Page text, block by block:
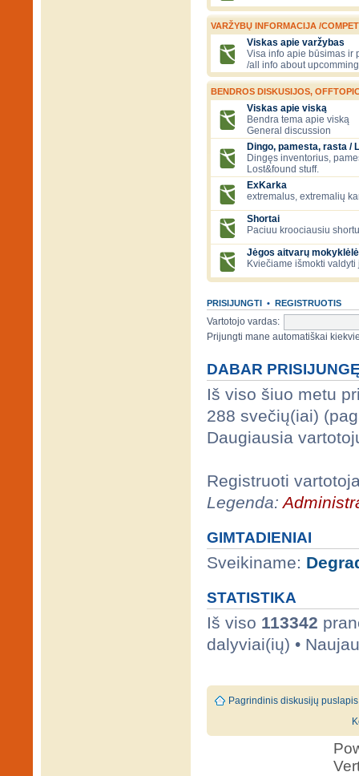
VARŽYBŲ INFORMACIJA /
Viskas apie varžybas
Visa info apie būsimas ir
/all info about
BENDROS DISKUSIJOS,
Viskas apie viską
Bendra tema apie viską
General discussion
Dingo, pamesta, rasta /
Dingęs inventorius,
Lost&found stuff.
ExKarka
extremalus, extremalių
Shortai
Paciuu kroociausiu
Jėgos aitvarų mokyklėlė
Kviečiame išmokti
PRISIJUNGTI • REGISTRUOTIS
Vartotojo vardas:
Prijungti mane automatiškai
DABAR
Iš viso šiuo metu
288 svečių(iai)
Daugiausia
Registruoti
Legenda:
GIMTADIENIAI
Sveikiname:
STATISTIKA
Iš viso 113342
dalyviai(ių) •
Pagrindinis diskusijų puslapis